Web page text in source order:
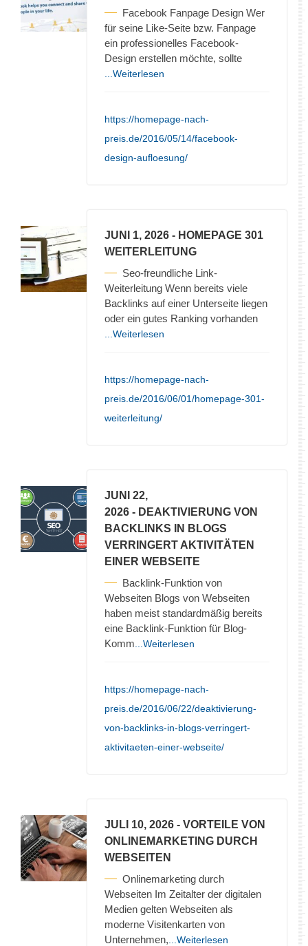
Facebook Fanpage Design Wer
für seine Like-Seite bzw. Fanpage
ein professionelles Facebook-
Design erstellen möchte, sollte
...Weiterlesen
https://homepage-nach-
preis.de/2016/05/14/facebook-
design-aufloesung/
JUNI 1, 2026 - HOMEPAGE 301
WEITERLEITUNG
Seo-freundliche Link-
Weiterleitung Wenn bereits viele
Backlinks auf einer Unterseite liegen
oder ein gutes Ranking vorhanden
...Weiterlesen
https://homepage-nach-
preis.de/2016/06/01/homepage-301-
weiterleitung/
JUNI 22,
2026 - DEAKTIVIERUNG VON
BACKLINKS IN BLOGS
VERRINGERT AKTIVITÄTEN
EINER WEBSEITE
Backlink-Funktion von
Webseiten Blogs von Webseiten
haben meist standardmäßig bereits
eine Backlink-Funktion für Blog-
Komm ...Weiterlesen
https://homepage-nach-
preis.de/2016/06/22/deaktivierung-
von-backlinks-in-blogs-verringert-
aktivitaeten-einer-webseite/
JULI 10, 2026 - VORTEILE VON
ONLINEMARKETING DURCH
WEBSEITEN
Onlinemarketing durch
Webseiten Im Zeitalter der digitalen
Medien gelten Webseiten als
moderne Visitenkarten von
Unternehmen, ...Weiterlesen